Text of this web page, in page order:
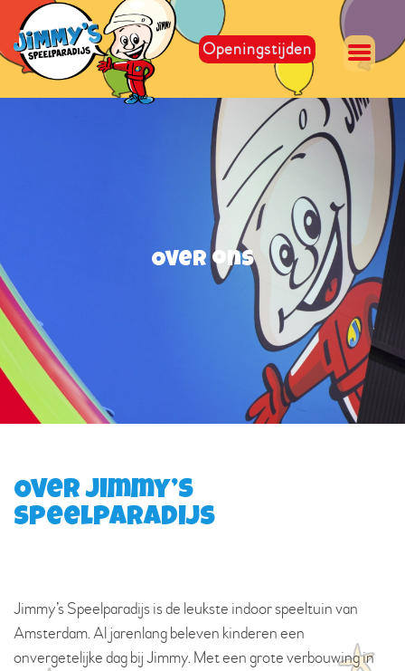
Openingstijden
Contact & RouteOver ons
Over Jimmy’s
Speelparadijs
Jimmy’s Speelparadijs is de leukste indoor speeltuin van
Amsterdam. Al jarenlang beleven kinderen een
onvergetelijke dag bij Jimmy. Met een grote verbouwing in